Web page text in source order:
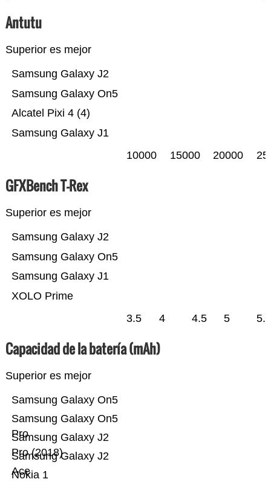
Antutu
Superior es mejor
Samsung Galaxy J1
Alcatel Pixi 4 (4)
Samsung Galaxy On5
Samsung Galaxy J2
10000 15000 20000
GFXBench T-Rex
Superior es mejor
XOLO Prime
Samsung Galaxy J1
Samsung Galaxy On5
Samsung Galaxy J2
3.5 4 4.5 5 5.5
Capacidad de la batería (mAh)
Superior es mejor
Nokia 1
Samsung Galaxy J2
Ace
Samsung Galaxy J2
Pro (2018)
Samsung Galaxy On5
Pro
Samsung Galaxy On5